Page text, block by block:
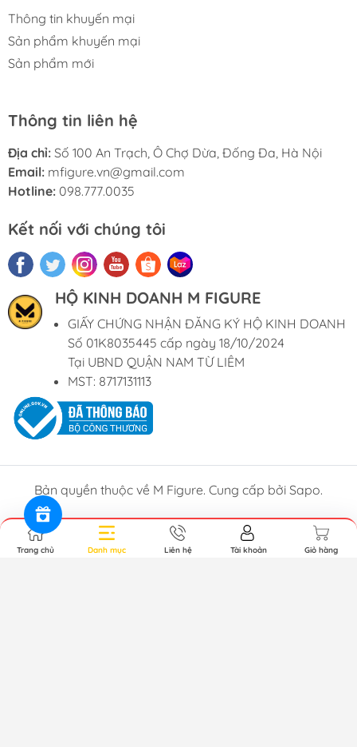
Thông tin khuyến mại
Sản phẩm khuyến mại
Sản phẩm mới
Thông tin liên hệ
Địa chỉ: Số 100 An Trạch, Ô Chợ Dừa, Đống Đa, Hà Nội
Email: mfigure.vn@gmail.com
Hotline: 098.777.0035
Kết nối với chúng tôi
HỘ KINH DOANH M FIGURE
GIẤY CHỨNG NHẬN ĐĂNG KÝ HỘ KINH DOANH
Số 01K8035445 cấp ngày 18/10/2024
Tại UBND QUẬN NAM TỪ LIÊM
MST: 8717131113
Bản quyền thuộc về M Figure. Cung cấp bởi Sapo.
Trang chủ Danh mục Liên hệ Tài khoản Giỏ hàng